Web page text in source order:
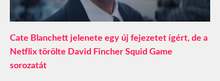
Cate Blanchett jelenete egy új fejezetet ígért, de a
Netflix törölte David Fincher Squid Game
sorozatát